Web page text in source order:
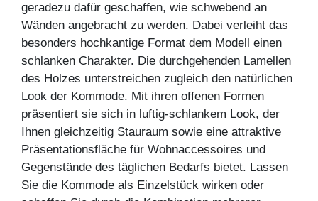
geradezu dafür geschaffen, wie schwebend an
Wänden angebracht zu werden. Dabei verleiht das
besonders hochkantige Format dem Modell einen
schlanken Charakter. Die durchgehenden Lamellen
des Holzes unterstreichen zugleich den natürlichen
Look der Kommode. Mit ihren offenen Formen
präsentiert sie sich in luftig-schlankem Look, der
Ihnen gleichzeitig Stauraum sowie eine attraktive
Präsentationsfläche für Wohnaccessoires und
Gegenstände des täglichen Bedarfs bietet. Lassen
Sie die Kommode als Einzelstück wirken oder